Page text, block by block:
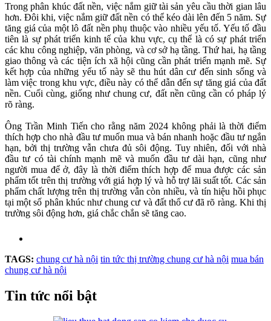
Trong phân khúc đất nền, việc nắm giữ tài sản yêu cầu thời gian lâu
hơn. Đôi khi, việc nắm giữ đất nền có thể kéo dài lên đến 5 năm. Sự
tăng giá của một lô đất nền phụ thuộc vào nhiều yếu tố. Yếu tố đầu
tiên là sự phát triển kinh tế của khu vực, cụ thể là có sự phát triển
các khu công nghiệp, văn phòng, và cơ sở hạ tầng. Thứ hai, hạ tầng
giao thông và các tiện ích xã hội cũng cần phát triển mạnh mẽ. Sự
kết hợp của những yếu tố này sẽ thu hút dân cư đến sinh sống và
làm việc trong khu vực, điều này có thể dẫn đến sự tăng giá của đất
nền. Cuối cùng, giống như chung cư, đất nền cũng cần có pháp lý
rõ ràng.
Ông Trần Minh Tiến cho rằng năm 2024 không phải là thời điểm
thích hợp cho nhà đầu tư muốn mua và bán nhanh hoặc đầu tư ngắn
hạn, bởi thị trường vẫn chưa đủ sôi động. Tuy nhiên, đối với nhà
đầu tư có tài chính mạnh mẽ và muốn đầu tư dài hạn, cũng như
người mua để ở, đây là thời điểm thích hợp để mua được các sản
phẩm tốt trên thị trường với giá hợp lý và hỗ trợ lãi suất tốt. Các sản
phẩm chất lượng trên thị trường vẫn còn nhiều, và tín hiệu hồi phục
tại một số phân khúc như chung cư và đất thổ cư đã rõ ràng. Khi thị
trường sôi động hơn, giá chắc chắn sẽ tăng cao.
TAGS: chung cư hà nội tin tức thị trường chung cư hà nội mua bán
chung cư hà nội
Tin tức nổi bật